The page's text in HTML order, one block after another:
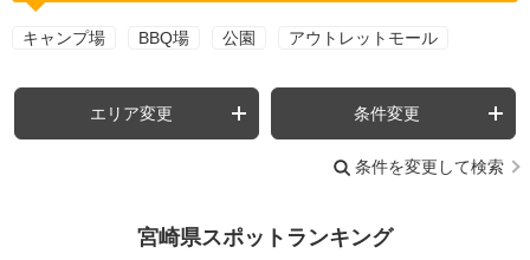
キャンプ場 BBQ場 公園 アウトレットモール
エリア変更 条件変更
条件を変更して検索
宮崎県スポットランキング